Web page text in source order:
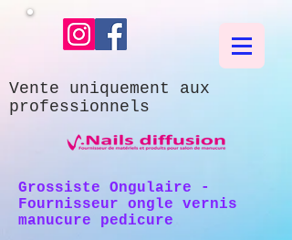
Vente uniquement aux
professionnels
Grossiste Ongulaire -
Fournisseur ongle vernis
manucure pedicure